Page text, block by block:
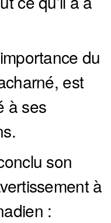
du
est
à ses
son
à
: